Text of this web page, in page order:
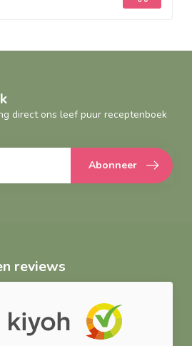
direct ons leef puur receptenboek
Abonneer
reviews